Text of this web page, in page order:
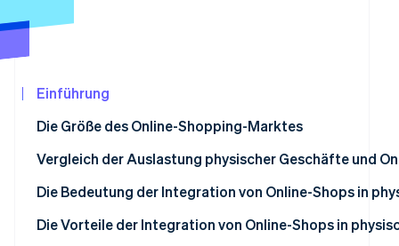
Einführung
Die Größe des Online-Shopping-Marktes
Vergleich der Auslastung physischer Geschäfte und
Lebensmittel
Täglicher Bedarf
Die Bedeutung der Integration von Online-Shops in
Die Vorteile der Integration von Online-Shops in